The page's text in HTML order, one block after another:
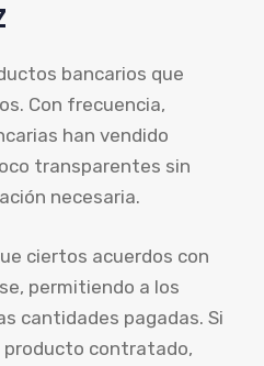
bancarios que
Con frecuencia,
han vendido
transparentes sin
necesaria.
ciertos acuerdos con
permitiendo a los
cantidades pagadas. Si
producto contratado,